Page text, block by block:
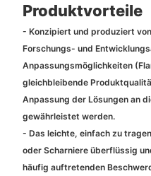
Produktvorteile
- Konzipiert und produziert
Forschungs- und
Anpassungsmöglichkeiten
gleichbleibende
Anpassung der Lösungen an
gewährleistet werden.
- Das leichte, einfach zu
oder Scharniere überflüssig
häufig auftretenden